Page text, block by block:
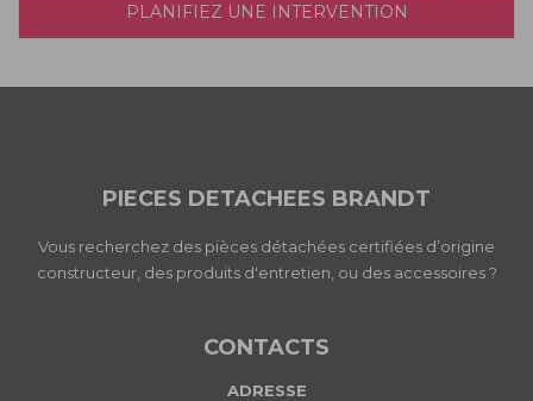
PLANIFIEZ UNE INTERVENTION
PIECES DETACHEES BRANDT
Vous recherchez des pièces détachées certifiées d’origine
constructeur, des produits d'entretien, ou des accessoires ?
CONTACTS
ADRESSE